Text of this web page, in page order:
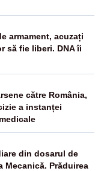
armament, acuzați
să fie liberi. DNA îi
către România,
a instanței
din dosarul de
Mecanică. Prăduirea